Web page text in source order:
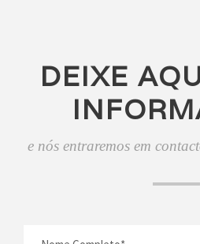
DEIXE
e nós entraremos em